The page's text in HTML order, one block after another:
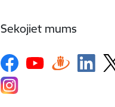
Sekojiet mums